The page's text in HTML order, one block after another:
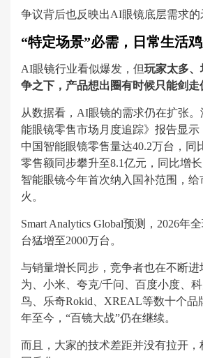
争议背后也反映出AI眼镜底层需求的
“特定场景”必需，日常生活
AI眼镜行业看似爆发，但玩家太多
争之下，产品想出圈有时候只能剑走
从数据看，AI眼镜的需求仍在扩张
能眼镜零售市场月度追踪》报告显示
中国智能眼镜零售量达40.2万台，同
零售额同步攀升至8.1亿元，同比增长
智能眼镜今年首次纳入国补范围，
火。
Smart Analytics Global预测，2026年
台猛增至2000万台。
与销量增长同步，竞争者也在不断进
为、小米、夸克/千问、百度小度、
鸟、乐奇Rokid、XREAL等数十个品
年至今，“百镜大战”仍在继续。
而且，大家的技术差距并没有拉开